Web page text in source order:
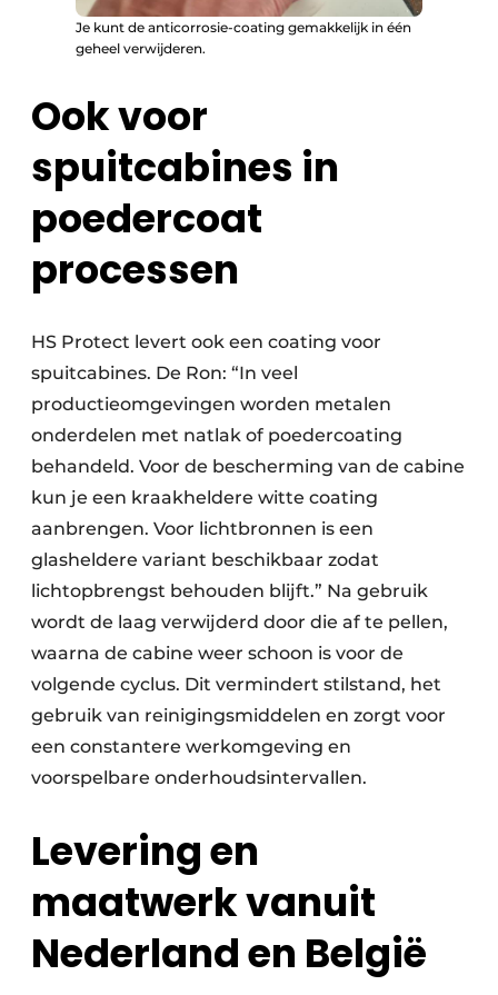
Je kunt de anticorrosie-coating gemakkelijk in één
geheel verwijderen.
Ook voor
spuitcabines in
poedercoat
processen
HS Protect levert ook een coating voor
spuitcabines. De Ron: “In veel
productieomgevingen worden metalen
onderdelen met natlak of poedercoating
behandeld. Voor de bescherming van de cabine
kun je een kraakheldere witte coating
aanbrengen. Voor lichtbronnen is een
glasheldere variant beschikbaar zodat
lichtopbrengst behouden blijft.” Na gebruik
wordt de laag verwijderd door die af te pellen,
waarna de cabine weer schoon is voor de
volgende cyclus. Dit vermindert stilstand, het
gebruik van reinigingsmiddelen en zorgt voor
een constantere werkomgeving en
voorspelbare onderhoudsintervallen.
Levering en
maatwerk vanuit
Nederland en België